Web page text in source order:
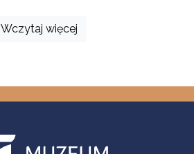
Wczytaj więcej